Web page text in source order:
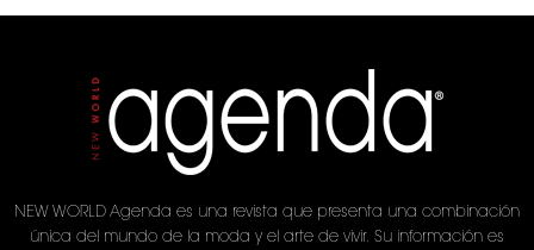
NEW WORLD Agenda es una revista que presenta una combinación
única del mundo de la moda y el arte de vivir. Su información es